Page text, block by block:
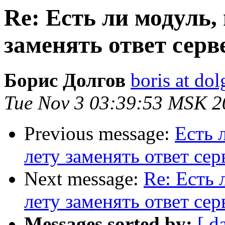
Re: Есть ли
заменять ответ
Борис Долгов boris at
Tue Nov 3 03:39:53 MSK
Previous message: Есть
лету заменять ответ
Next message: Re: Есть
лету заменять ответ